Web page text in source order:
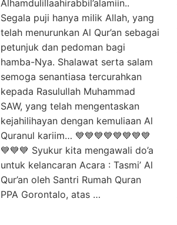
Alhamdulillaahirabbil’alamiin..
Segala puji hanya milik Allah, yang
telah menurunkan Al Qur’an sebagai
petunjuk dan pedoman bagi
hamba-Nya. Shalawat serta salam
semoga senantiasa tercurahkan
kepada Rasulullah Muhammad
SAW, yang telah mengentaskan
kejahilihayan dengan kemuliaan Al
Quranul kariim… 💙💙💙💙💙💙💙💙
💙💙💙 Syukur kita mengawali do’a
untuk kelancaran Acara : Tasmi’ Al
Qur’an oleh Santri Rumah Quran
PPA Gorontalo, atas …